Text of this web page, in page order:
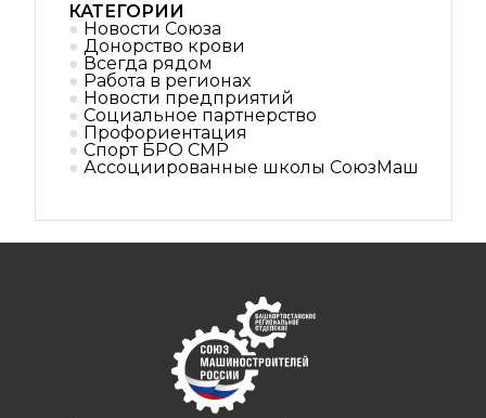
КАТЕГОРИИ
Новости Союза
Донорство крови
Всегда рядом
Работа в регионах
Новости предприятий
Социальное партнерствo
Профориентация
Спорт БРО СМР
Ассоциированные школы СоюзМаш